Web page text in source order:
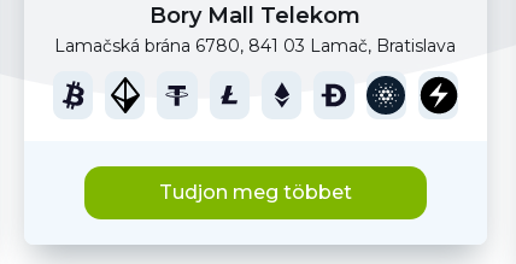
Bory Mall Telekom
Lamačská brána 6780, 841 03 Lamač, Bratislava
Tudjon meg többet